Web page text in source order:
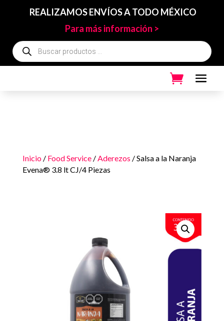
REALIZAMOS ENVÍOS A TODO MÉXICO
Para más información >
Búsqueda
de
productos
Inicio/ Food Service/Aderezos / Salsa a la Naranja
Evena® 3.8 lt CJ/4 Piezas